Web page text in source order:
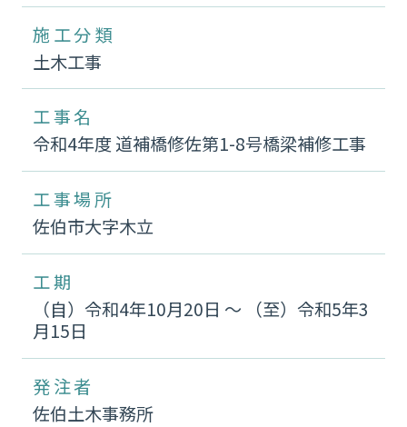
施工分類
土木工事
工事名
令和4年度 道補橋修佐第1-8号橋梁補修工事
工事場所
佐伯市大字木立
工期
（自）令和4年10月20日 〜 （至）令和5年3
月15日
発注者
佐伯土木事務所